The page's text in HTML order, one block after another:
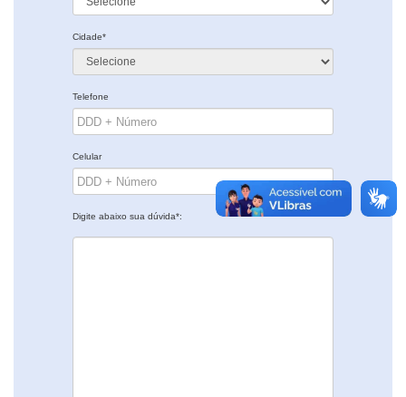
Cidade*
Telefone
Celular
Digite abaixo sua dúvida*: